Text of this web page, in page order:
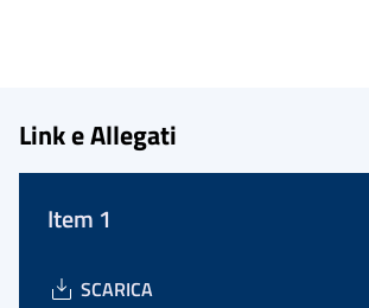
Link e Allegati
Item 1
SCARICA